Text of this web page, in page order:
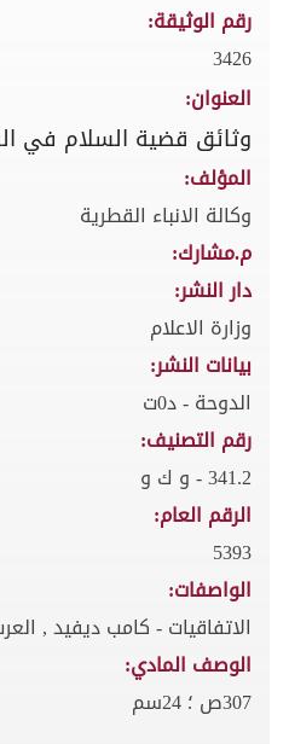
رقم الوثيقة:
3426
العنوان:
وثائق قضية السلام في
المؤلف:
وكالة الانباء القطرية
م.مشارك:
دار النشر:
وزارة الاعلام
بيانات النشر:
الدوحة - د0ت
رقم التصنيف:
341.2 - و ك و
الرقم العام:
5393
الواصفات:
الاتفاقيات - كامب ديفيد ,
الوصف المادي:
307ص ؛ 24سم